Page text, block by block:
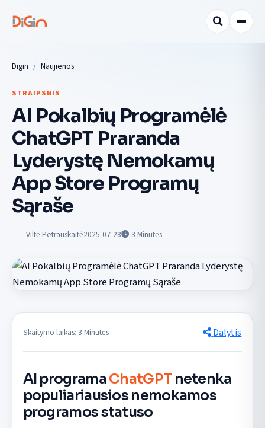
Digin Naujienos
STRAIPSNIS
AI Pokalbių Programėlė
ChatGPT Praranda
Lyderystę Nemokamų
App Store Programų
Sąraše
Viltė Petrauskaitė2025-07-28 3 Minutės
Skaitymo laikas: 3 Minutės Dalytis
AI programaChatGPTnetenka
populiariausios nemokamos
programos statuso